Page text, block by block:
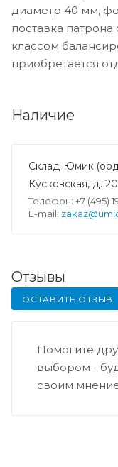
диаметр 40 мм,
поставка
классом
приобретается
Наличие
Склад Юмик
Кусковская, д.
Телефон: +7 (495)
E-mail:
Отзывы
ОСТАВИТЬ ОТЗЫВ
Помогите
выбором -
своим